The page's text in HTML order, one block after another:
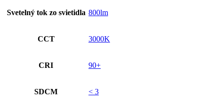
Svetelný tok zo svietidla 800lm
CCT 3000K
CRI 90+
SDCM < 3